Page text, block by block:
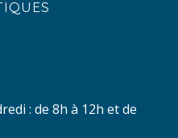
: de 8h à 12h et de